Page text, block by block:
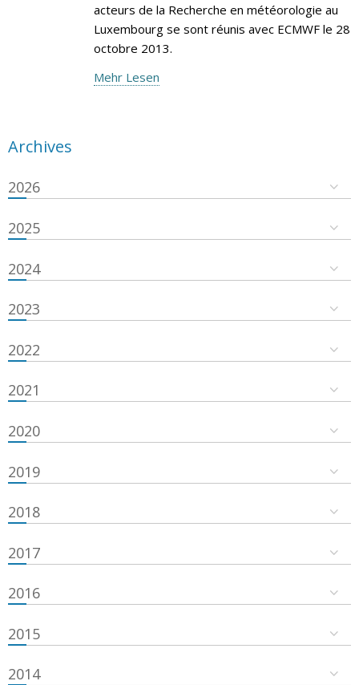
acteurs de la Recherche en météorologie au
Luxembourg se sont réunis avec ECMWF le 28
octobre 2013.
Mehr Lesen
Archives
2026
2025
2024
2023
2022
2021
2020
2019
2018
2017
2016
2015
2014